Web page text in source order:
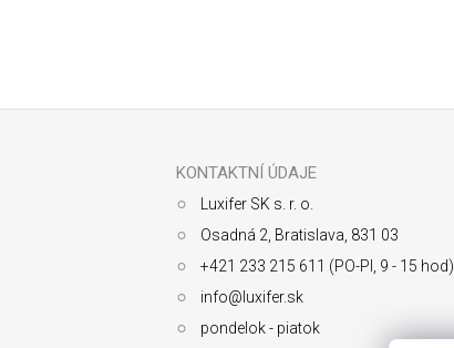
KONTAKTNÍ ÚDAJE
Luxifer SK s. r. o.
Osadná 2, Bratislava, 831 03
+421 233 215 611 (PO-PI, 9 - 15 hod)
info@luxifer.sk
pondelok - piatok